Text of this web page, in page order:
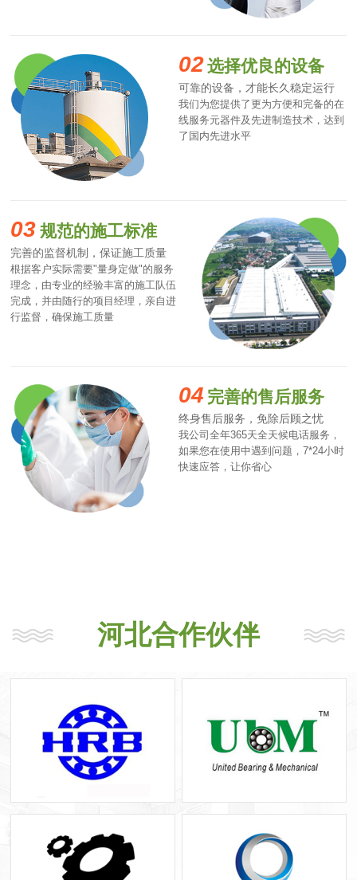
02选择优良的设备
可靠的设备，才能长久稳定运行
我们为您提供了更为方便和完备的在
线服务元器件及先进制造技术，达到
了国内先进水平
03 规范的施工标准
完善的监督机制，保证施工质量
根据客户实际需要"量身定做"的服务
理念，由专业的经验丰富的施工队伍
完成，并由随行的项目经理，亲自进
行监督，确保施工质量
04 完善的售后服务
终身售后服务，免除后顾之忧
我公司全年365天全天候电话服务，
如果您在使用中遇到问题，7*24小时
快速应答，让你省心
河北合作伙伴